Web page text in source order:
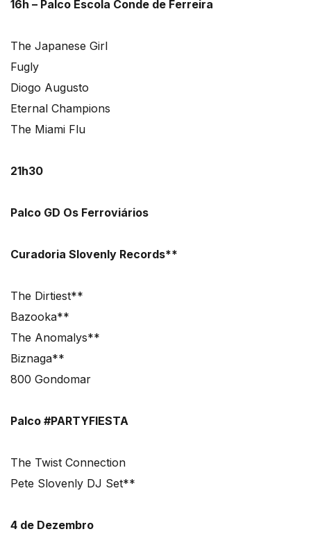
16h – Palco Escola Conde de Ferreira
The Japanese Girl
Fugly
Diogo Augusto
Eternal Champions
The Miami Flu
21h30
Palco GD Os Ferroviários
Curadoria Slovenly Records**
The Dirtiest**
Bazooka**
The Anomalys**
Biznaga**
800 Gondomar
Palco #PARTYFIESTA
The Twist Connection
Pete Slovenly DJ Set**
4 de Dezembro